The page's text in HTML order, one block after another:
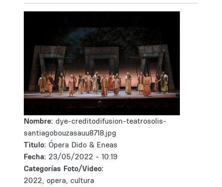
Nombre: dye-creditodifusion-teatrosolis-
santiagobouzasauu8718.jpg
Tìtulo: Ópera Dido & Eneas
Fecha: 23/05/2022 - 10:19
Categorías Foto/Video:
2022, opera, cultura